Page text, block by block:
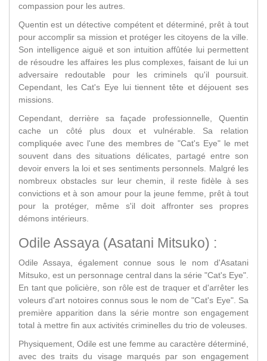
compassion pour les autres.
Quentin est un détective compétent et déterminé, prêt à tout
pour accomplir sa mission et protéger les citoyens de la ville.
Son intelligence aiguë et son intuition affûtée lui permettent
de résoudre les affaires les plus complexes, faisant de lui un
adversaire redoutable pour les criminels qu'il poursuit.
Cependant, les Cat's Eye lui tiennent tête et déjouent ses
missions.
Cependant, derrière sa façade professionnelle, Quentin
cache un côté plus doux et vulnérable. Sa relation
compliquée avec l'une des membres de "Cat's Eye" le met
souvent dans des situations délicates, partagé entre son
devoir envers la loi et ses sentiments personnels. Malgré les
nombreux obstacles sur leur chemin, il reste fidèle à ses
convictions et à son amour pour la jeune femme, prêt à tout
pour la protéger, même s'il doit affronter ses propres
démons intérieurs.
Odile Assaya (Asatani Mitsuko) :
Odile Assaya, également connue sous le nom d'Asatani
Mitsuko, est un personnage central dans la série "Cat's Eye".
En tant que policière, son rôle est de traquer et d'arrêter les
voleurs d'art notoires connus sous le nom de "Cat's Eye". Sa
première apparition dans la série montre son engagement
total à mettre fin aux activités criminelles du trio de voleuses.
Physiquement, Odile est une femme au caractère déterminé,
avec des traits du visage marqués par son engagement